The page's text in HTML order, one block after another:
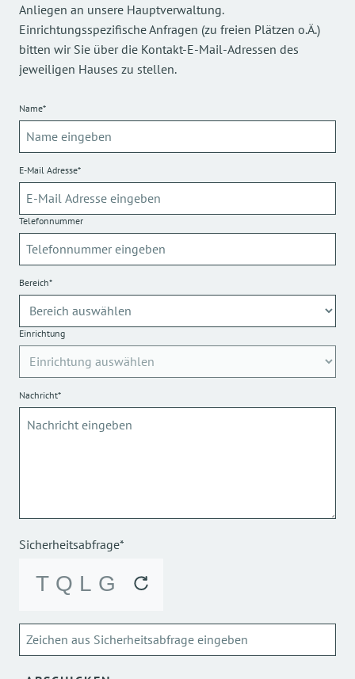
Anliegen an unsere Hauptverwaltung.
Einrichtungsspezifische Anfragen (zu freien Plätzen o.Ä.)
bitten wir Sie über die Kontakt-E-Mail-Adressen des
jeweiligen Hauses zu stellen.
Name*
E-Mail Adresse*
Telefonnummer
Bereich*
Einrichtung
Nachricht*
Sicherheitsabfrage*